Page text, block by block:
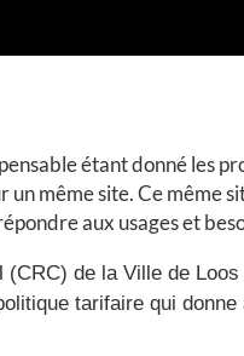
étant donné les
même site. Ce
aux usages et
(CRC) de la Ville de
tarifaire qui